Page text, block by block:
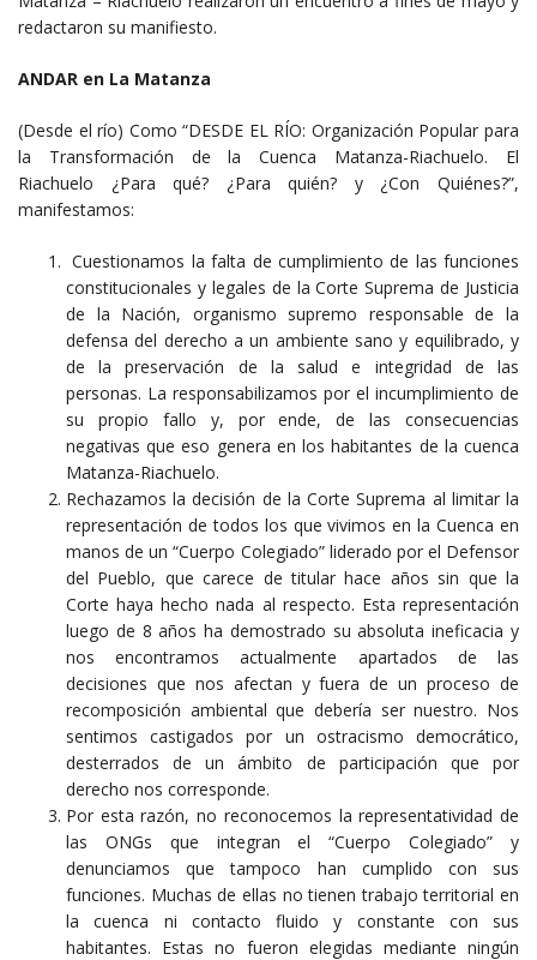
redactaron su manifiesto.
ANDAR en La Matanza
(Desde el río) Como “DESDE EL RÍO: Organización Popular para
la Transformación de la Cuenca Matanza-Riachuelo. El
Riachuelo ¿Para qué? ¿Para quién? y ¿Con Quiénes?”,
manifestamos:
Cuestionamos la falta de cumplimiento de las funciones
constitucionales y legales de la Corte Suprema de Justicia
de la Nación, organismo supremo responsable de la
defensa del derecho a un ambiente sano y equilibrado, y
de la preservación de la salud e integridad de las
personas. La responsabilizamos por el incumplimiento de
su propio fallo y, por ende, de las consecuencias
negativas que eso genera en los habitantes de la cuenca
Matanza-Riachuelo.
Rechazamos la decisión de la Corte Suprema al limitar la
representación de todos los que vivimos en la Cuenca en
manos de un “Cuerpo Colegiado” liderado por el Defensor
del Pueblo, que carece de titular hace años sin que la
Corte haya hecho nada al respecto. Esta representación
luego de 8 años ha demostrado su absoluta ineficacia y
nos encontramos actualmente apartados de las
decisiones que nos afectan y fuera de un proceso de
recomposición ambiental que debería ser nuestro. Nos
sentimos castigados por un ostracismo democrático,
desterrados de un ámbito de participación que por
derecho nos corresponde.
Por esta razón, no reconocemos la representatividad de
las ONGs que integran el “Cuerpo Colegiado” y
denunciamos que tampoco han cumplido con sus
funciones. Muchas de ellas no tienen trabajo territorial en
la cuenca ni contacto fluido y constante con sus
habitantes. Estas no fueron elegidas mediante ningún